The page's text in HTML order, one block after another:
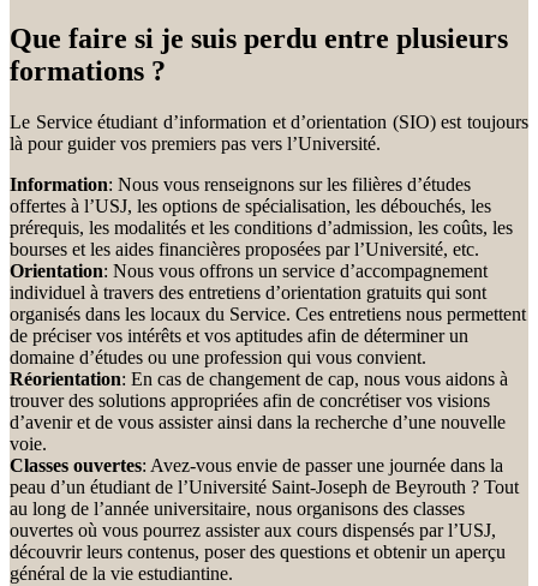
Que faire si je suis perdu entre plusieurs
formations ?
Le Service étudiant d’information et d’orientation (SIO) est toujours
là pour guider vos premiers pas vers l’Université.
Information: Nous vous renseignons sur les filières d’études
offertes à l’USJ, les options de spécialisation, les débouchés, les
prérequis, les modalités et les conditions d’admission, les coûts, les
bourses et les aides financières proposées par l’Université, etc.
Orientation: Nous vous offrons un service d’accompagnement
individuel à travers des entretiens d’orientation gratuits qui sont
organisés dans les locaux du Service. Ces entretiens nous permettent
de préciser vos intérêts et vos aptitudes afin de déterminer un
domaine d’études ou une profession qui vous convient.
Réorientation: En cas de changement de cap, nous vous aidons à
trouver des solutions appropriées afin de concrétiser vos visions
d’avenir et de vous assister ainsi dans la recherche d’une nouvelle
voie.
Classes ouvertes: Avez-vous envie de passer une journée dans la
peau d’un étudiant de l’Université Saint-Joseph de Beyrouth ? Tout
au long de l’année universitaire, nous organisons des classes
ouvertes où vous pourrez assister aux cours dispensés par l’USJ,
découvrir leurs contenus, poser des questions et obtenir un aperçu
général de la vie estudiantine.